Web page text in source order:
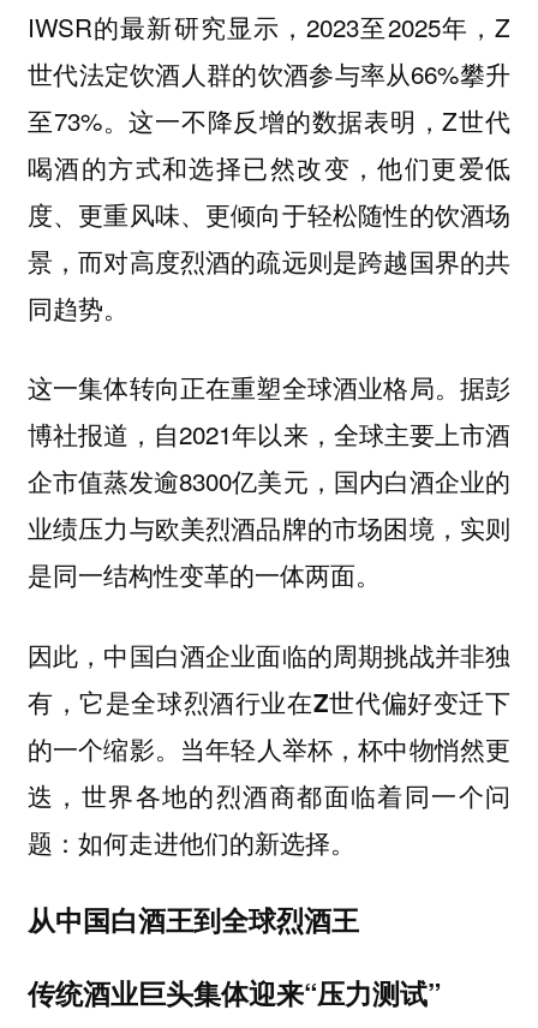
IWSR的最新研究显示，2023至2025年，Z
世代法定饮酒人群的饮酒参与率从66%攀升
至73%。这一不降反增的数据表明，Z世代
喝酒的方式和选择已然改变，他们更爱低
度、更重风味、更倾向于轻松随性的饮酒场
景，而对高度烈酒的疏远则是跨越国界的共
同趋势。
这一集体转向正在重塑全球酒业格局。据彭
博社报道，自2021年以来，全球主要上市酒
企市值蒸发逾8300亿美元，国内白酒企业的
业绩压力与欧美烈酒品牌的市场困境，实则
是同一结构性变革的一体两面。
因此，中国白酒企业面临的周期挑战并非独
有，它是全球烈酒行业在Z世代偏好变迁下
的一个缩影。 当年轻人举杯，杯中物悄然更
迭，世界各地的烈酒商都面临着同一个问
题：如何走进他们的新选择。
从中国白酒王到全球烈酒王
传统酒业巨头集体迎来“压力测试”